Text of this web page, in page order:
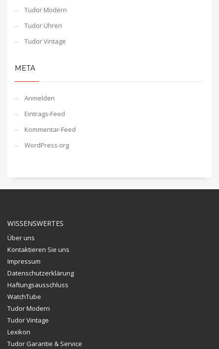
Tudor Modern
Tudor Uhren
Tudor Vintage
META
Anmelden
Eintrags-Feed
Kommentar-Feed
WordPress.org
WISSENSWERTES
Über uns
Kontaktieren Sie uns
Impressum
Datenschutzerklärung
Haftungsausschluss
WatchTube
Tudor Modern
Tudor Vintage
Lexikon
Tudor Garantie & Service